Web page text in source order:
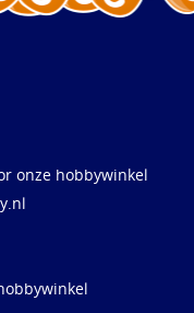
onze hobbywinkel